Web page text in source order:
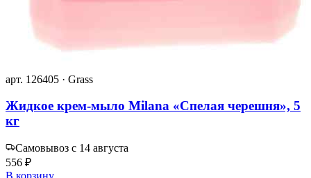
арт. 126405 · Grass
Жидкое крем-мыло Milana «Спелая черешня», 5
кг
Самовывоз с 14 августа
556 ₽
В корзину